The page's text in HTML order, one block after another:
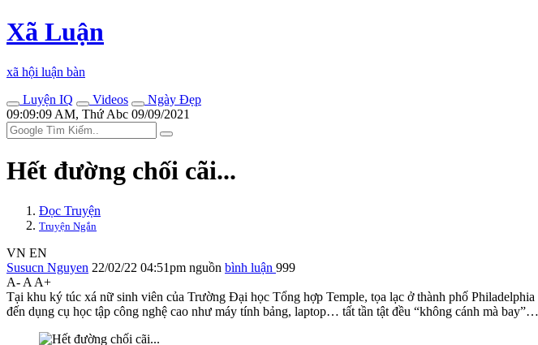
Xã Luận
xã hội luận bàn
Luyện IQ
Videos
Ngày Đẹp
09:09:09 AM, Thứ Abc 09/09/2021
Hết đường chối cãi...
Đọc Truyện
Truyện Ngắn
VN EN
Susucn Nguyen 22/02/22 04:51pm nguồn bình luận 999
A- A A+
Tại khu ký túc xá nữ sinh viên của Trường Đại học Tổng hợp Temple, tọa lạc ở thành phố
đến dụng cụ học tập công nghệ cao như máy tính bảng, laptop… tất tần tật đều “không cánh mà bay”…